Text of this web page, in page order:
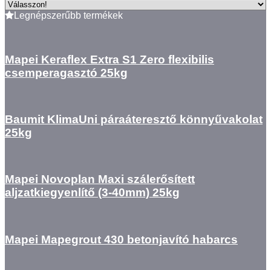
Legnépszerűbb termékek
Mapei Keraflex Extra S1 Zero flexibilis
csemperagasztó 25kg
Baumit KlimaUni páraáteresztő könnyűvakolat
25kg
Mapei Novoplan Maxi szálerősített
aljzatkiegyenlítő (3-40mm) 25kg
Mapei Mapegrout 430 betonjavító habarcs